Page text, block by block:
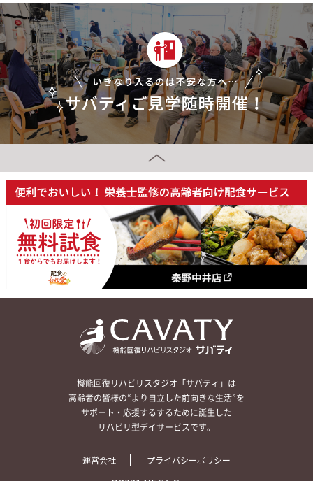
機能回復リハビリスタジオ「サバティ」は
高齢者の皆様の“より自立した前向きな生活”を
サポート・応援するするために誕生した
リハビリ型デイサービスです。
運営会社 プライバシーポリシー